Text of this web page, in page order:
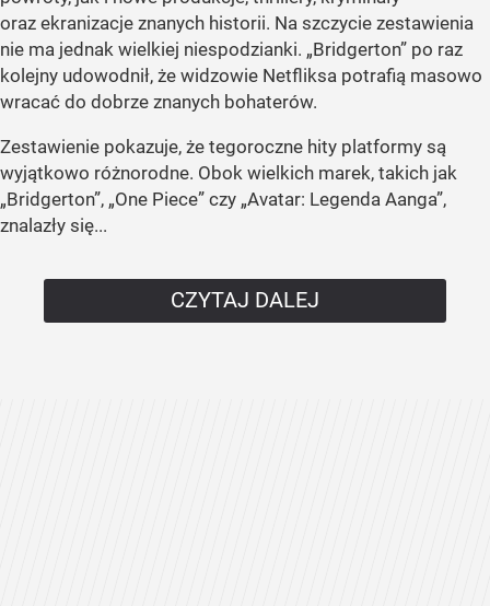
oraz ekranizacje znanych historii. Na szczycie zestawienia
nie ma jednak wielkiej niespodzianki. „Bridgerton” po raz
kolejny udowodnił, że widzowie Netfliksa potrafią masowo
wracać do dobrze znanych bohaterów.
Zestawienie pokazuje, że tegoroczne hity platformy są
wyjątkowo różnorodne. Obok wielkich marek, takich jak
„Bridgerton”, „One Piece” czy „Avatar: Legenda Aanga”,
znalazły się...
CZYTAJ DALEJ